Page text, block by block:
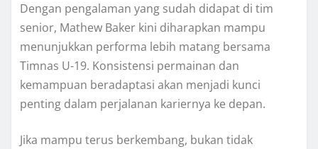
Dengan pengalaman yang sudah didapat di tim
senior, Mathew Baker kini diharapkan mampu
menunjukkan performa lebih matang bersama
Timnas U-19. Konsistensi permainan dan
kemampuan beradaptasi akan menjadi kunci
penting dalam perjalanan kariernya ke depan.
Jika mampu terus berkembang, bukan tidak